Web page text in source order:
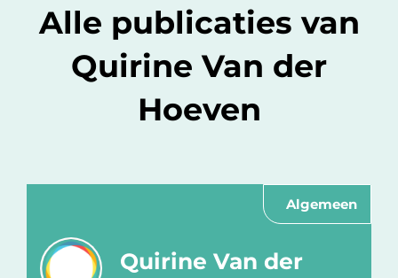
Alle publicaties van
Quirine Van der
Hoeven
Algemeen
Quirine Van der